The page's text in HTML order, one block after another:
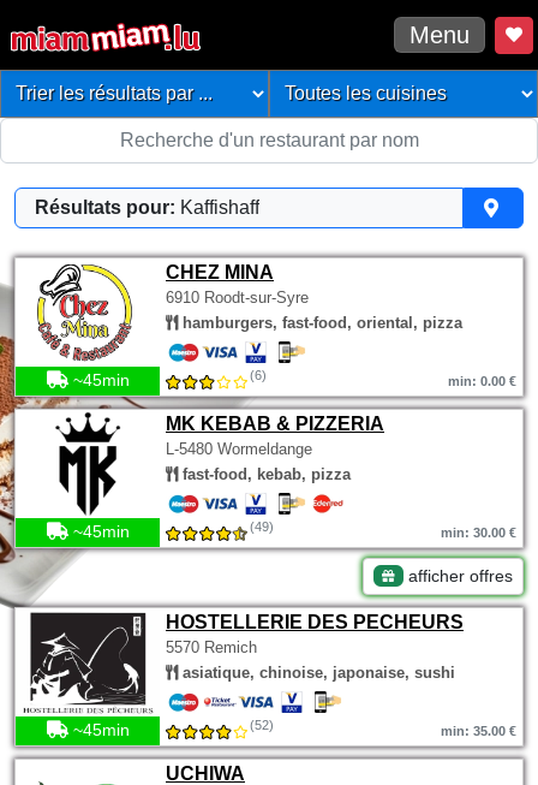
Menu
Résultats pour: Kaffishaff
CHEZ MINA
6910 Roodt-sur-Syre
hamburgers, fast-food, oriental, pizza
~45min (6) min: 0.00 €
MK KEBAB & PIZZERIA
L-5480 Wormeldange
fast-food, kebab, pizza
~45min (49) min: 30.00 €
afficher offres
HOSTELLERIE DES PECHEURS
5570 Remich
asiatique, chinoise, japonaise, sushi
~45min (52) min: 35.00 €
UCHIWA